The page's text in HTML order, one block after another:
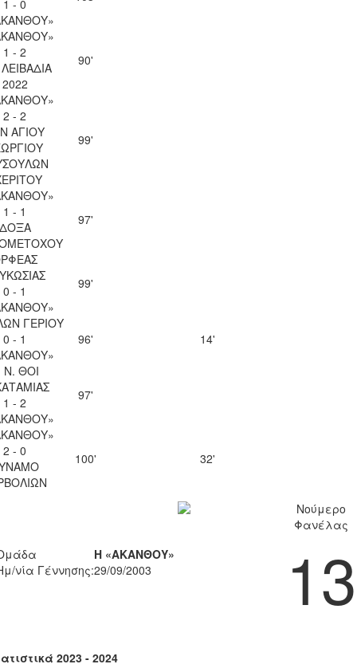
1 - 0
1 - 2
2022
90'
2 - 2
ΑΓΙΟΥ
99'
1 - 1
97'
0 - 1
99'
ΓΕΡΙΟΥ
0 - 1
96'
14'
Ν. ΘΟΙ
1 - 2
97'
2 - 0
100' 32'
Η «ΑΚΑΝΘΟΥ»
νία Γέννησης:29/09/2003
Νούμερο
Φανέλας
13
2023 - 2024